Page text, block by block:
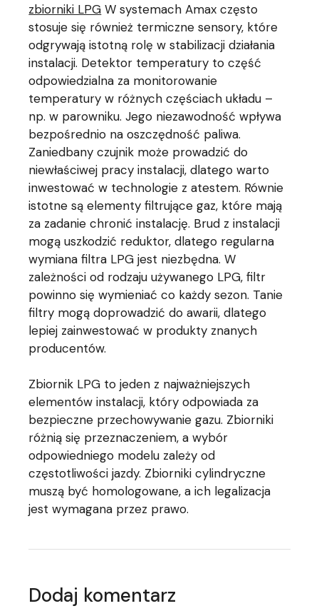
zbiorniki LPG W systemach Amax często
stosuje się również termiczne sensory, które
odgrywają istotną rolę w stabilizacji działania
instalacji. Detektor temperatury to część
odpowiedzialna za monitorowanie
temperatury w różnych częściach układu –
np. w parowniku. Jego niezawodność wpływa
bezpośrednio na oszczędność paliwa.
Zaniedbany czujnik może prowadzić do
niewłaściwej pracy instalacji, dlatego warto
inwestować w technologie z atestem. Równie
istotne są elementy filtrujące gaz, które mają
za zadanie chronić instalację. Brud z instalacji
mogą uszkodzić reduktor, dlatego regularna
wymiana filtra LPG jest niezbędna. W
zależności od rodzaju używanego LPG, filtr
powinno się wymieniać co każdy sezon. Tanie
filtry mogą doprowadzić do awarii, dlatego
lepiej zainwestować w produkty znanych
producentów.
Zbiornik LPG to jeden z najważniejszych
elementów instalacji, który odpowiada za
bezpieczne przechowywanie gazu. Zbiorniki
różnią się przeznaczeniem, a wybór
odpowiedniego modelu zależy od
częstotliwości jazdy. Zbiorniki cylindryczne
muszą być homologowane, a ich legalizacja
jest wymagana przez prawo.
Dodaj komentarz